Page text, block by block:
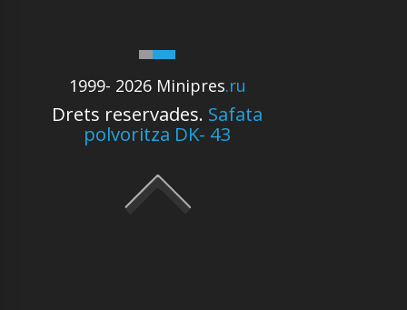
1999- 2026 Minipres.ru
Drets reservades. Safata
polvoritza DK- 43